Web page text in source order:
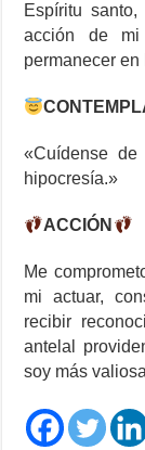
Espíritu
acción de
permanecer en
«Cuídense
hipocresía.»
ACCIÓN
Me
mi actuar,
recibir
antelal
soy más